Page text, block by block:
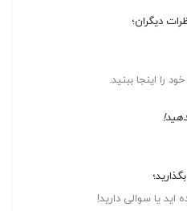
دیگران؛
را اینجا ببنید.
اید یا سوالی دارید!